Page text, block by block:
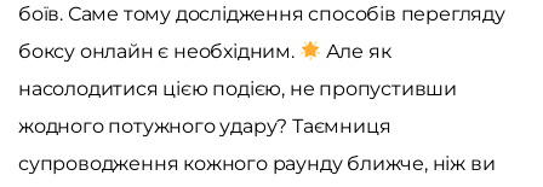
боїв. Саме тому дослідження способів перегляду
боксу онлайн є необхідним.
Але як
насолодитися цією подією, не пропустивши
жодного потужного удару? Таємниця
супроводження кожного раунду ближче, ніж ви